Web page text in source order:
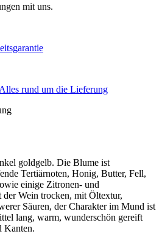
mit uns.
Alles rund um die Lieferung
goldgelb. Die Blume ist
Tertiärnoten, Honig, Butter, Fell,
einige Zitronen- und
Wein trocken, mit Öltextur,
Säuren, der Charakter im Mund ist
lang, warm, wunderschön gereift
Kanten.